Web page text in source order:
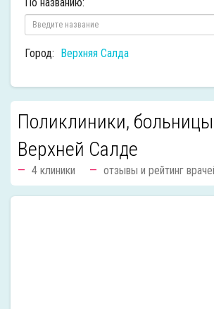
Город: Верхняя Салда
Поликлиники, больницы
Верхней Салде
4 клиники отзывы и рейтинг